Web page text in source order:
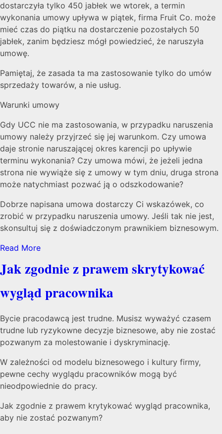
dostarczyła tylko 450 jabłek we wtorek, a termin
wykonania umowy upływa w piątek, firma Fruit Co. może
mieć czas do piątku na dostarczenie pozostałych 50
jabłek, zanim będziesz mógł powiedzieć, że naruszyła
umowę.
Pamiętaj, że zasada ta ma zastosowanie tylko do umów
sprzedaży towarów, a nie usług.
Warunki umowy
Gdy UCC nie ma zastosowania, w przypadku naruszenia
umowy należy przyjrzeć się jej warunkom. Czy umowa
daje stronie naruszającej okres karencji po upływie
terminu wykonania? Czy umowa mówi, że jeżeli jedna
strona nie wywiąże się z umowy w tym dniu, druga strona
może natychmiast pozwać ją o odszkodowanie?
Dobrze napisana umowa dostarczy Ci wskazówek, co
zrobić w przypadku naruszenia umowy. Jeśli tak nie jest,
skonsultuj się z doświadczonym prawnikiem biznesowym.
Read More
Jak zgodnie z prawem skrytykować
wygląd pracownika
Bycie pracodawcą jest trudne. Musisz wyważyć czasem
trudne lub ryzykowne decyzje biznesowe, aby nie zostać
pozwanym za molestowanie i dyskryminację.
W zależności od modelu biznesowego i kultury firmy,
pewne cechy wyglądu pracowników mogą być
nieodpowiednie do pracy.
Jak zgodnie z prawem krytykować wygląd pracownika,
aby nie zostać pozwanym?